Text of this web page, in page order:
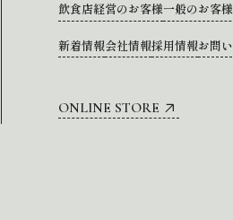
飲食店経営のお客様一般のお客
新着情報会社情報採用情報お問
ONLINE STORE